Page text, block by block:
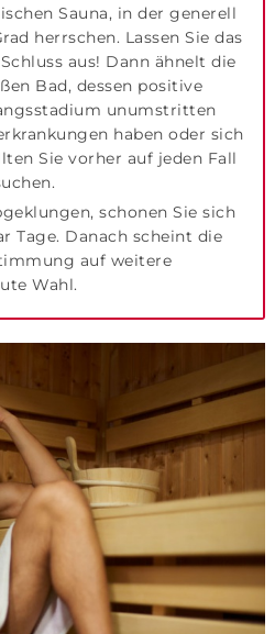
Sauna, in der generell
herrschen. Lassen Sie das
aus! Dann ähnelt die
Bad, dessen positive
unumstritten
haben oder sich
Sie vorher auf jeden Fall
schonen Sie sich
Tage. Danach scheint die
auf weitere
Wahl.